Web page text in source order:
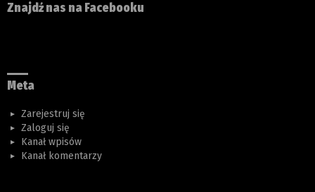
Znajdź nas na Facebooku
Meta
Zarejestruj się
Zaloguj się
Kanał wpisów
Kanał komentarzy